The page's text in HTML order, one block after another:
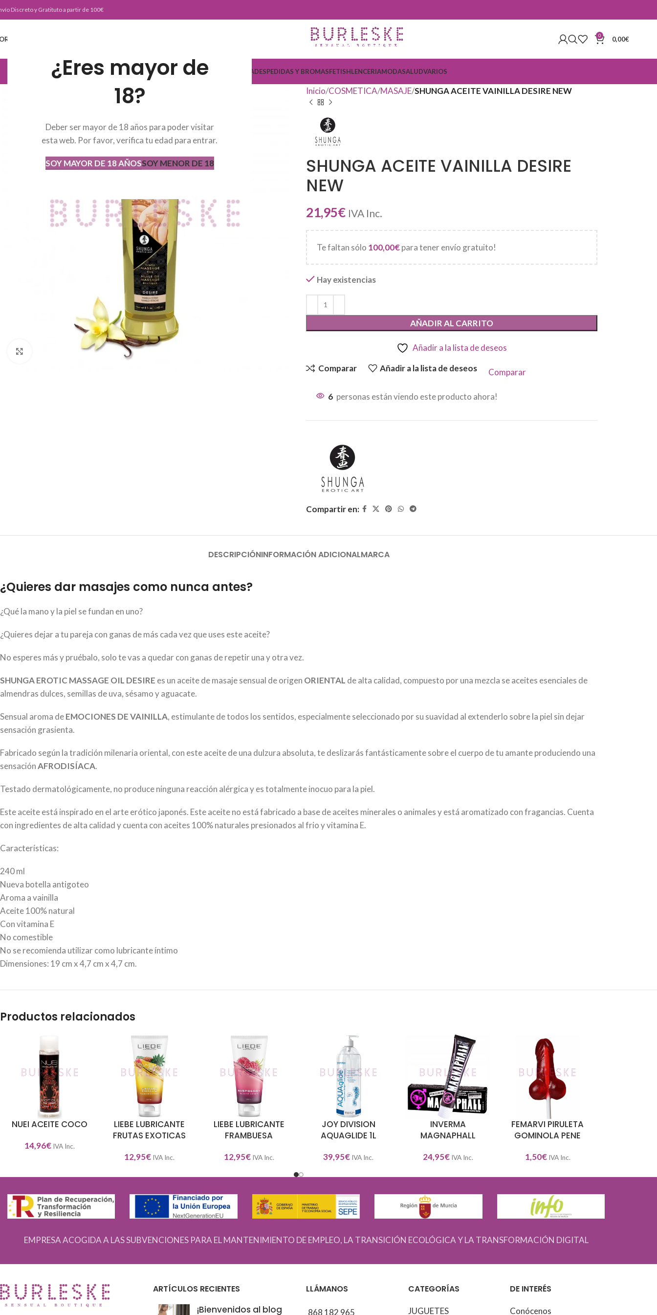
¿Eres mayor de
18?
Deber ser mayor de 18 años para poder visitar
esta web. Por favor, verifica tu edad para entrar.
SOY MAYOR DE 18 AÑOSSOY MENOR DE 18
Discreto y Gratituto a partir de 100€
0 0,00€
JUGUETERIA COSMETICADESPEDIDAS Y BROMASFETISHLENCERIAMODASALUDVARIOS
Haga Click para agrandar
Inicio COSMETICA MASAJE SHUNGA ACEITE VAINILLA DESIRE NEW
SHUNGA ACEITE VAINILLA DESIRE
NEW
21,95€ IVA Inc.
Te faltan sólo 100,00€para tener envío gratuito!
Hay existencias
AÑADIR AL CARRITO
Añadir a la lista de deseos
Comparar Añadir a la lista de deseos Comparar
6 personas están viendo este producto ahora!
Compartir en:
DESCRIPCIÓNINFORMACIÓN ADICIONALMARCA
¿Quieres dar masajes como nunca antes?
¿Qué la mano y la piel se fundan en uno?
¿Quieres dejar a tu pareja con ganas de más cada vez que uses este aceite?
No esperes más y pruébalo, solo te vas a quedar con ganas de repetir una y otra vez.
SHUNGA EROTIC MASSAGE OIL DESIRE es un aceite de masaje sensual de origen ORIENTAL de alta calidad, compuesto por una mezcla se aceites esenciales de
almendras dulces, semillas de uva, sésamo y aguacate.
Sensual aroma deEMOCIONES DE VAINILLA, estimulante de todos los sentidos, especialmente seleccionado por su suavidad al extenderlo sobre la piel sin dejar
sensación grasienta.
Fabricado según la tradición milenaria oriental, con este aceite de una dulzura absoluta, te deslizarás fantásticamente sobre el cuerpo de tu amante produciendo una
sensaciónAFRODISÍACA.
Testado dermatológicamente, no produce ninguna reacción alérgica y es totalmente inocuo para la piel.
Este aceite está inspirado en el arte erótico japonés. Este aceite no está fabricado a base de aceites minerales o animales y está aromatizado con fragancias. Cuenta
con ingredientes de alta calidad y cuenta con aceites 100% naturales presionados al frio y vitamina E.
Características:
240 ml
Nueva botella antigoteo
Aroma a vainilla
Aceite 100% natural
Con vitamina E
No comestible
No se recomienda utilizar como lubricante íntimo
Dimensiones: 19 cm x 4,7 cm x 4,7 cm.
Productos relacionados
AÑADIR AL CARRITO
NUEI ACEITE COCO
14,96€ IVA Inc.
AÑADIR AL CARRITO
LIEBE LUBRICANTE
FRUTAS EXOTICAS
12,95€ IVA Inc.
AÑADIR AL CARRITO
LIEBE LUBRICANTE
FRAMBUESA
12,95€ IVA Inc.
AÑADIR AL CARRITO
JOY DIVISION
AQUAGLIDE 1L
39,95€ IVA Inc.
AÑADIR AL CARRITO
INVERMA
MAGNAPHALL
24,95€ IVA Inc.
AÑADIR AL CARRITO
FEMARVI PIRULETA
GOMINOLA PENE
1,50€ IVA Inc.
EMPRESA ACOGIDA A LAS SUBVENCIONES PARA EL MANTENIMIENTO DE EMPLEO, LA TRANSICIÓN ECOLÓGICA Y LA TRANSFORMACIÓN DIGITAL
ARTÍCULOS RECIENTES
¡Bienvenidos al blog
LLÁMANOS
868 182 965
CATEGORÍAS
JUGUETES
DE INTERÉS
Conócenos